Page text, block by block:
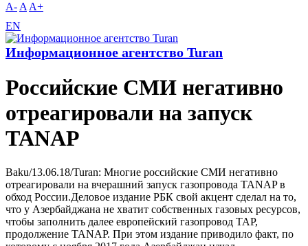
A- A A+
EN
Информационное агентство Turan
Российские СМИ негативно
отреагировали на запуск
TANAP
Baku/13.06.18/Turan: Многие российские СМИ негативно
отреагировали на вчерашний запуск газопровода TANAP в
обход России.Деловое издание РБК свой акцент сделал на то,
что у Азербайджана не хватит собственных газовых ресурсов,
чтобы заполнить далее европейский газопровод ТАР,
продолжение TANAP. При этом издание приводило факт, по